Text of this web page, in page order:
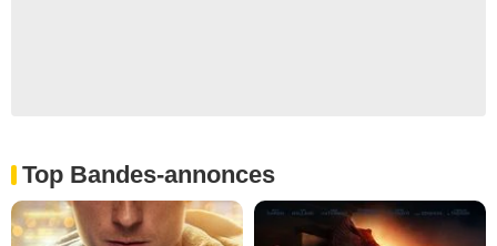
Top Bandes-annonces